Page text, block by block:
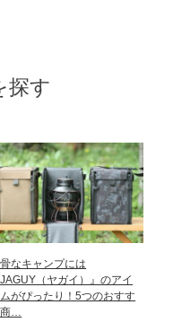
探す
なキャンプには
JAGUY（ヤガイ）』のアイ
がぴったり！5つのおすす
…